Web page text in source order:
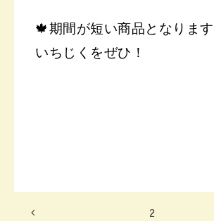
🍁期間が短い商品となりま
いちじくをぜひ！
2